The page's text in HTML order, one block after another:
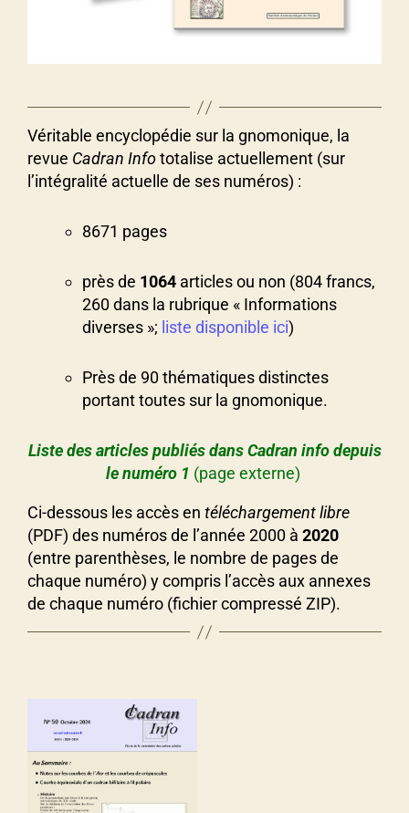
Véritable encyclopédie sur la gnomonique, la
revue Cadran Infototalise actuellement (sur
l’intégralité actuelle de ses numéros) :
8671 pages
près de 1064 articles ou non (804 francs,
260 dans la rubrique « Informations
diverses »; liste disponible ici)
Près de 90 thématiques distinctes
portant toutes sur la gnomonique.
Liste des articles publiés dans Cadran info depuis
le numéro 1 (page externe)
Ci-dessous les accès en téléchargement libre
(PDF) des numéros de l’année 2000 à 2020
(entre parenthèses, le nombre de pages de
chaque numéro) y compris l’accès aux annexes
de chaque numéro (fichier compressé ZIP).